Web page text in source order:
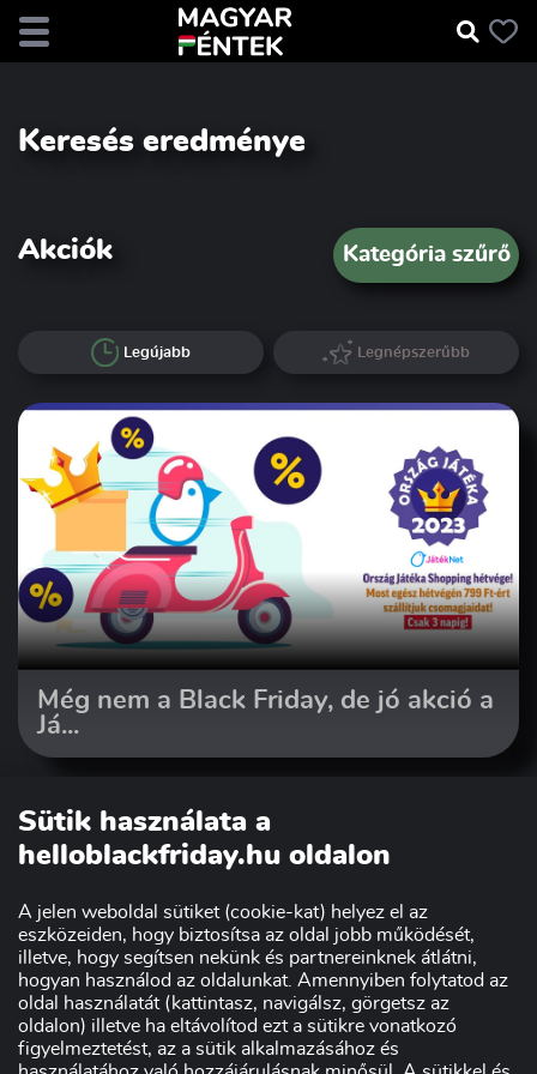
Keresés eredménye
Akciók Kategória szűrő
Legújabb Legnépszerűbb
Még nem a Black Friday, de jó akció a
Já...
Sütik használata a
helloblackfriday.hu oldalon
A jelen weboldal sütiket (cookie-kat) helyez el az
eszközeiden, hogy biztosítsa az oldal jobb működését,
illetve, hogy segítsen nekünk és partnereinknek átlátni,
hogyan használod az oldalunkat. Amennyiben folytatod az
oldal használatát (kattintasz, navigálsz, görgetsz az
oldalon) illetve ha eltávolítod ezt a sütikre vonatkozó
figyelmeztetést, az a sütik alkalmazásához és
Szakmai partnerünk: